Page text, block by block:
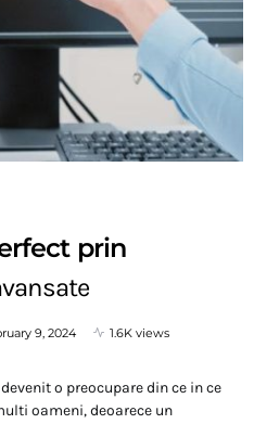
prin
9, 2024
1.6K views
o preocupare din ce in ce
oameni, deoarece un